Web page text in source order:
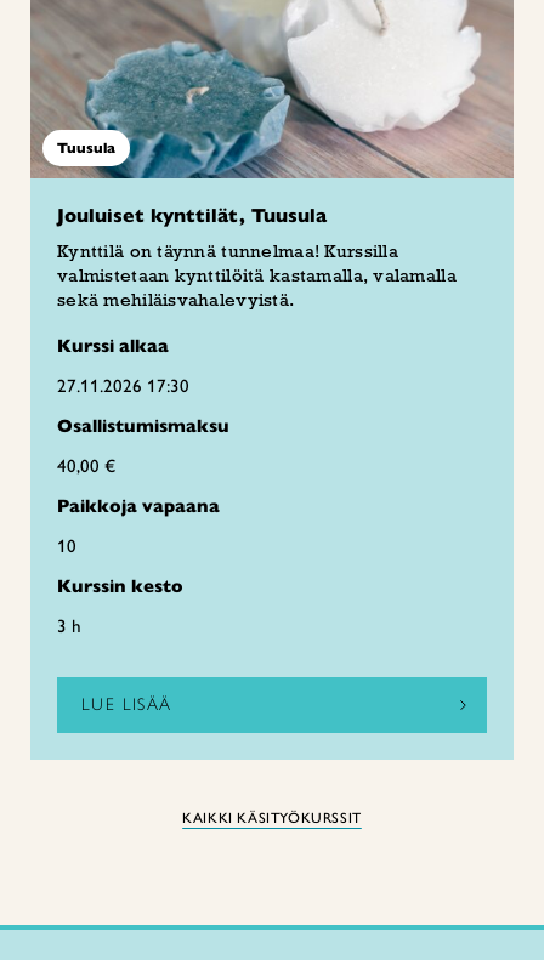
Tuusula
Jouluiset kynttilät, Tuusula
Kynttilä on täynnä tunnelmaa! Kurssilla
valmistetaan kynttilöitä kastamalla, valamalla
sekä mehiläisvahalevyistä.
Kurssi alkaa
27.11.2026 17:30
Osallistumismaksu
40,00 €
Paikkoja vapaana
10
Kurssin kesto
3 h
LUE LISÄÄ
KAIKKI KÄSITYÖKURSSIT